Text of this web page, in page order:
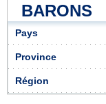
BARONS
Pays
Province
Région